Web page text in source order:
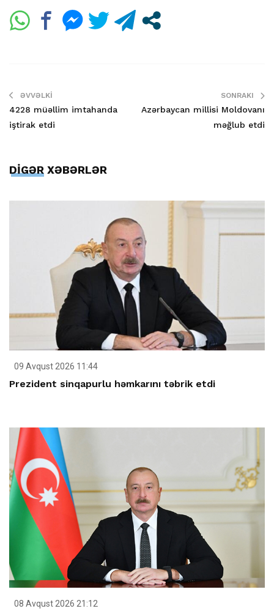
ƏVVƏLKI
4228 müəllim imtahanda
iştirak etdi
SONRAKI
Azərbaycan millisi Moldovanı
məğlub etdi
DİGƏR XƏBƏRLƏR
09 Avqust 2026 11:44
Prezident sinqapurlu həmkarını təbrik etdi
08 Avqust 2026 21:12